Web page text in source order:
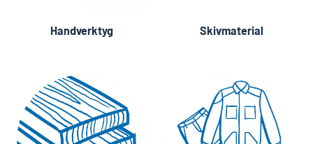
Handverktyg Skivmaterial